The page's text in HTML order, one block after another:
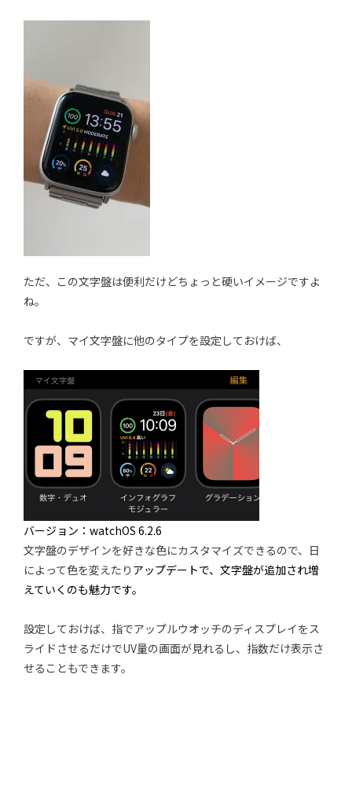
ただ、この文字盤は便利だけどちょっと硬いイメージですよ
ね。
ですが、マイ文字盤に他のタイプを設定しておけば、
バージョン：watchOS 6.2.6
文字盤のデザインを好きな色にカスタマイズできるので、日
によって色を変えたり アップデートで、文字盤が追加され増
えていくのも魅力です。
設定しておけば、指でアップルウオッチのディスプレイをス
ライドさせるだけでUV量の画面が見れるし、指数だけ表示さ
せることもできます。